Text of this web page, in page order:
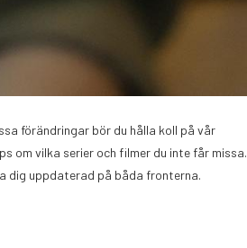
förändringar bör du hålla koll på vår
om vilka serier och filmer du inte får missa.
dig uppdaterad på båda fronterna.